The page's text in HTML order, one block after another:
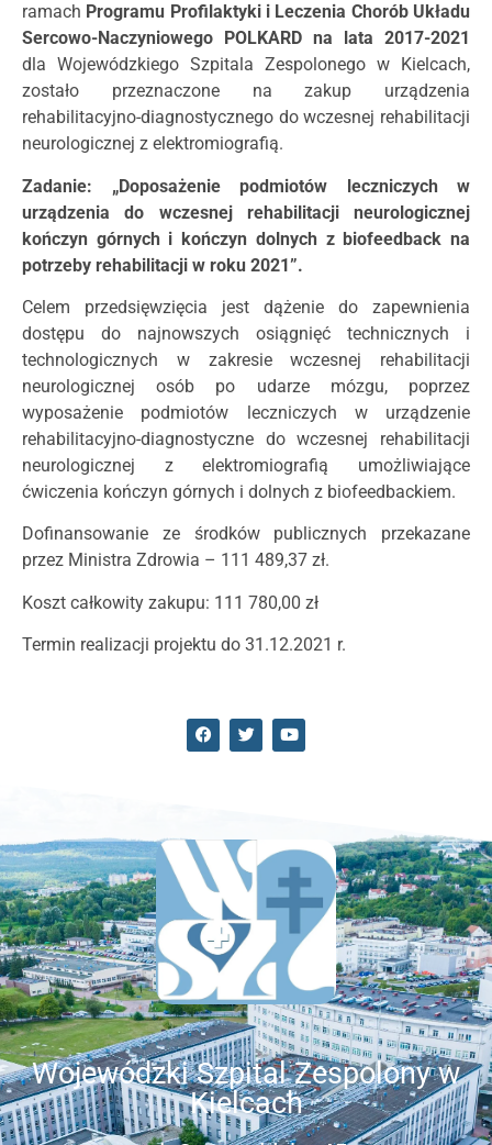
ramach Programu Profilaktyki i Leczenia Chorób Układu
Sercowo-Naczyniowego POLKARD na lata 2017-2021
dla Wojewódzkiego Szpitala Zespolonego w Kielcach,
zostało przeznaczone na zakup urządzenia
rehabilitacyjno-diagnostycznego do wczesnej rehabilitacji
neurologicznej z elektromiografią.
Zadanie:
„Doposażenie podmiotów leczniczych w
urządzenia do wczesnej rehabilitacji neurologicznej
kończyn górnych i kończyn dolnych z biofeedback na
potrzeby rehabilitacji w roku 2021”.
Celem przedsięwzięcia jest dążenie do zapewnienia
dostępu do najnowszych osiągnięć technicznych i
technologicznych w zakresie wczesnej rehabilitacji
neurologicznej osób po udarze mózgu, poprzez
wyposażenie podmiotów leczniczych w urządzenie
rehabilitacyjno-diagnostyczne do wczesnej rehabilitacji
neurologicznej z elektromiografią umożliwiające
ćwiczenia kończyn górnych i dolnych z biofeedbackiem.
Dofinansowanie ze środków publicznych przekazane
przez Ministra Zdrowia – 111 489,37 zł.
Koszt całkowity zakupu: 111 780,00 zł
Termin realizacji projektu do 31.12.2021 r.
Wojewódzki Szpital Zespolony w
Kielcach